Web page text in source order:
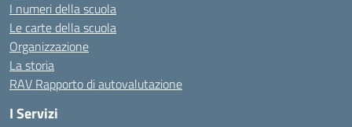
I numeri della scuola
Le carte della scuola
Organizzazione
La storia
RAV Rapporto di autovalutazione
I Servizi